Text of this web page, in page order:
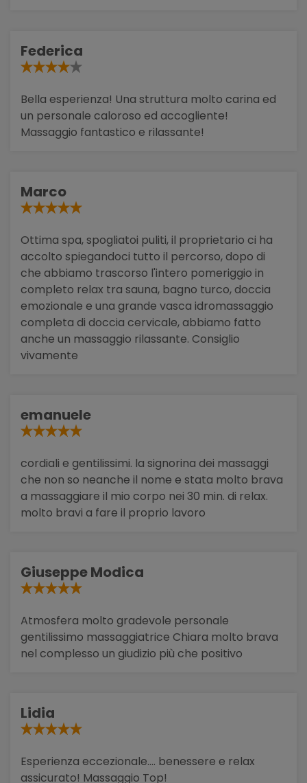
Federica
Bella esperienza! Una struttura molto carina ed
un personale caloroso ed accogliente!
Massaggio fantastico e rilassante!
Marco
Ottima spa, spogliatoi puliti, il proprietario ci ha
accolto spiegandoci tutto il percorso, dopo di
che abbiamo trascorso l'intero pomeriggio in
completo relax tra sauna, bagno turco, doccia
emozionale e una grande vasca idromassaggio
completa di doccia cervicale, abbiamo fatto
anche un massaggio rilassante. Consiglio
vivamente
emanuele
cordiali e gentilissimi. la signorina dei massaggi
che non so neanche il nome e stata molto brava
a massaggiare il mio corpo nei 30 min. di relax.
molto bravi a fare il proprio lavoro
Giuseppe Modica
Atmosfera molto gradevole personale
gentilissimo massaggiatrice Chiara molto brava
nel complesso un giudizio più che positivo
Lidia
Esperienza eccezionale.... benessere e relax
assicurato! Massaggio Top!